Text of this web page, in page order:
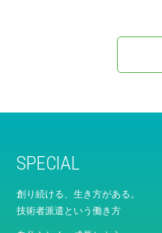
SPECIAL
創り続ける、生き方がある。
技術者派遣という働き方